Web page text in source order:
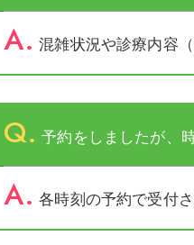
A. 混雑状況や診療内容
Q. 予約をしましたが、
A. 各時刻の予約で受付